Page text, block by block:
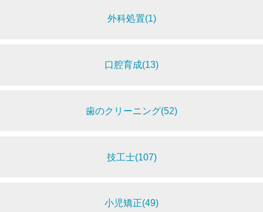
外科処置(1)
口腔育成(13)
歯のクリーニング(52)
技工士(107)
小児矯正(49)